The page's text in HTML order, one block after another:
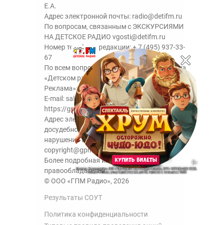
Е.А.
Адрес электронной почты: radio@detifm.ru
По вопросам, связанным с ЭКСКУРСИЯМИ
НА ДЕТСКОЕ РАДИО vgosti@detifm.ru
Номер телефона редакции:+ 7 (495) 937-33-
67
По всем вопросам размещения рекламы на
«Детском радио» - сейлз-хаус «ГПМ
Реклама»:+7 (495) 921-40-41
E-mail: sales@gazprom-media.ru
https://gpmsaleshouse.ru/
Адрес электронной почты для отправления
досудебной претензии по вопросам
нарушения авторских и смежных прав:
copyright@gpmradio.ru
Более подробная информация для
правообладателей.
© ООО «ГПМ Радио», 2026
Результаты СОУТ
Политика конфиденциальности